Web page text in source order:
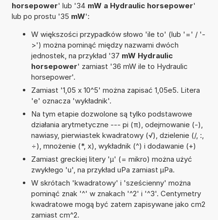
horsepower' lub '34 mW a Hydraulic horsepower'
lub po prostu '35 mW':
W większości przypadków słowo 'ile to' (lub '=' / '-
>') można pominąć między nazwami dwóch
jednostek, na przykład '37 mW Hydraulic
horsepower' zamiast '36 mW ile to Hydraulic
horsepower'.
Zamiast '1,05 x 10^5' można zapisać 1,05e5. Litera
'e' oznacza 'wykładnik'.
Na tym etapie dozwolone są tylko podstawowe
działania arytmetyczne --- pi (π), odejmowanie (-),
nawiasy, pierwiastek kwadratowy (√), dzielenie (/, :,
÷), mnożenie (*, x), wykładnik (^) i dodawanie (+)
Zamiast greckiej litery 'µ' (= mikro) można użyć
zwykłego 'u', na przykład uPa zamiast µPa.
W skrótach 'kwadratowy' i 'sześcienny' można
pominąć znak '^' w znakach '^2' i '^3'. Centymetry
kwadratowe mogą być zatem zapisywane jako cm2
zamiast cm^2.